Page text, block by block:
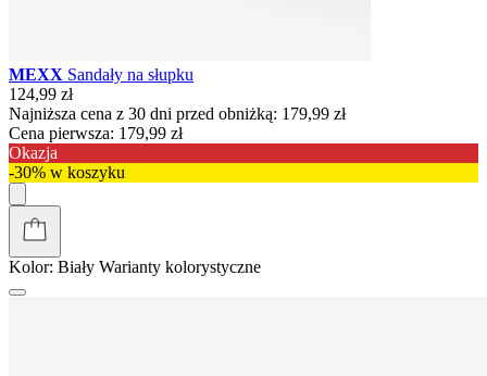
MEXX Sandały na słupku
124,99 zł
Najniższa cena z 30 dni przed obniżką: 179,99 zł
Cena pierwsza: 179,99 zł
Okazja
-30% w koszyku
Kolor: Biały Warianty kolorystyczne